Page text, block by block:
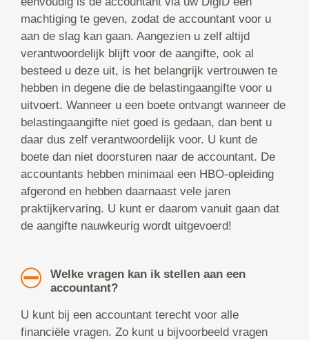
machtiging te geven, zodat de accountant voor u
aan de slag kan gaan. Aangezien u zelf altijd
verantwoordelijk blijft voor de aangifte, ook al
besteed u deze uit, is het belangrijk vertrouwen te
hebben in degene die de belastingaangifte voor u
uitvoert. Wanneer u een boete ontvangt wanneer de
belastingaangifte niet goed is gedaan, dan bent u
daar dus zelf verantwoordelijk voor. U kunt de
boete dan niet doorsturen naar de accountant. De
accountants hebben minimaal een HBO-opleiding
afgerond en hebben daarnaast vele jaren
praktijkervaring. U kunt er daarom vanuit gaan dat
de aangifte nauwkeurig wordt uitgevoerd!
Welke vragen kan ik stellen aan een
accountant?
U kunt bij een accountant terecht voor alle
financiële vragen. Zo kunt u bijvoorbeeld vragen